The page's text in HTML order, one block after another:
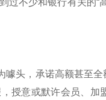
不少和银行有关的“
噱头，承诺高额甚至
授意或默许会员、